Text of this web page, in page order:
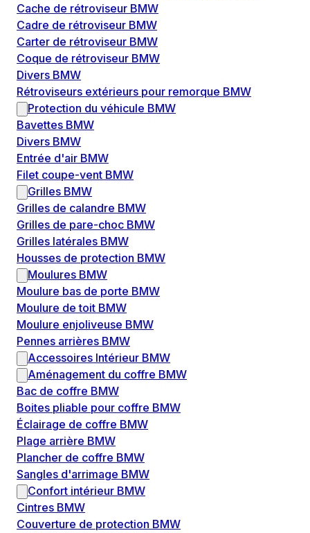
Cache de rétroviseur BMW
Cadre de rétroviseur BMW
Carter de rétroviseur BMW
Coque de rétroviseur BMW
Divers BMW
Rétroviseurs extérieurs pour remorque BMW
Protection du véhicule BMW
Bavettes BMW
Divers BMW
Entrée d'air BMW
Filet coupe-vent BMW
Grilles BMW
Grilles de calandre BMW
Grilles de pare-choc BMW
Grilles latérales BMW
Housses de protection BMW
Moulures BMW
Moulure bas de porte BMW
Moulure de toit BMW
Moulure enjoliveuse BMW
Pennes arrières BMW
Accessoires Intérieur BMW
Aménagement du coffre BMW
Bac de coffre BMW
Boites pliable pour coffre BMW
Éclairage de coffre BMW
Plage arrière BMW
Plancher de coffre BMW
Sangles d'arrimage BMW
Confort intérieur BMW
Cintres BMW
Couverture de protection BMW